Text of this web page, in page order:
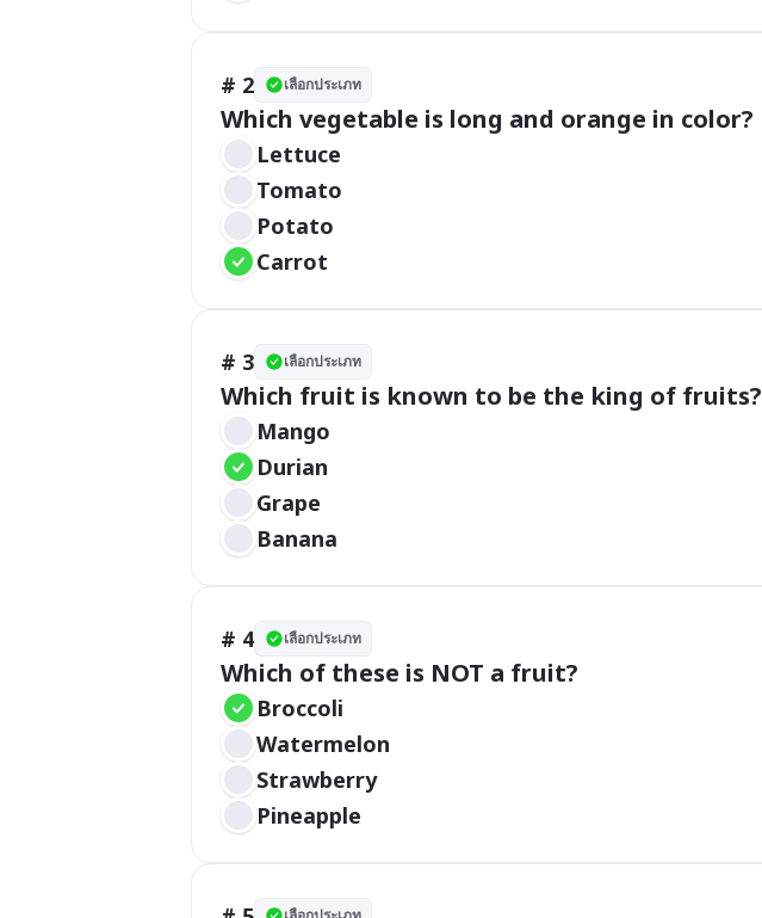
# 2 เลือกประเภท
Which vegetable is long and orange in color?
Lettuce
Tomato
Potato
Carrot
# 3 เลือกประเภท
Which fruit is known to be the king of fruits?
Mango
Durian
Grape
Banana
# 4 เลือกประเภท
Which of these is NOT a fruit?
Broccoli
Watermelon
Strawberry
Pineapple